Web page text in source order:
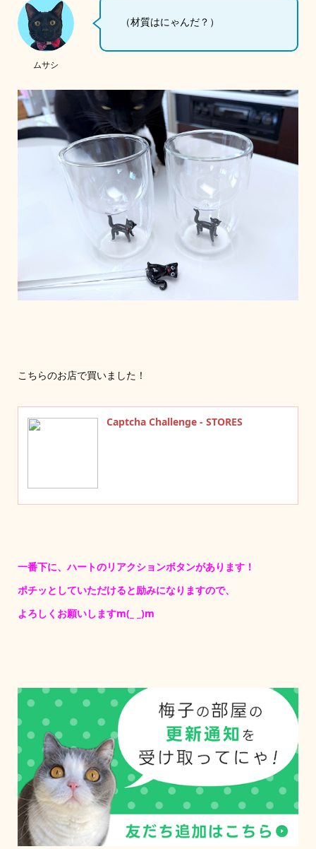
ムサシ
（材質はにゃんだ？）
こちらのお店で買いました！
Captcha Challenge - STORES
一番下に、ハートのリアクションボタンがあります！
ポチッとしていただけると励みになりますので、
よろしくお願いしますm(_ _)m